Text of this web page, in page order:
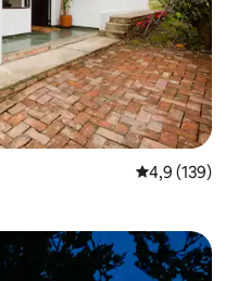
Note
4,9 (139)